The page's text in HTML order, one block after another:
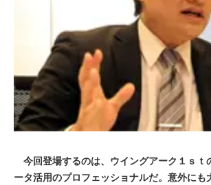
今回登場するのは、ウイングアーク１ｓｔ
ータ活用のプロフェッショナルだ。意外にも